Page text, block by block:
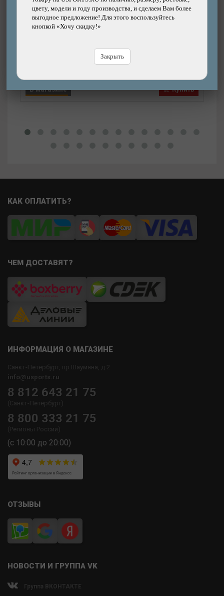
цвету, модели и году производства, и сделаем Вам более
выгодное предложение! Для этого воспользуйтесь
кнопкой «Хочу скидку!»
Закрыть
Подробнее
Вилка ECLAT Storm
Бренд: ECLAT
Купить
В магазине
КАК ОПЛАТИТЬ?
ЧЕМ ДОСТАВЯТ?
ИНФОРМАЦИЯ О МАГАЗИНЕ
Санкт-Петербург, пр.Шаумяна, д.2
info@usports.ru
8 812 643 21 75
(Санкт-Петербург)
8 800 333 21 75
(Регионы России)
(с 10:00 до 20:00)
ОТЗЫВЫ
НОВОСТИ И ГРУППА VK
Группа ВКОНТАКТЕ